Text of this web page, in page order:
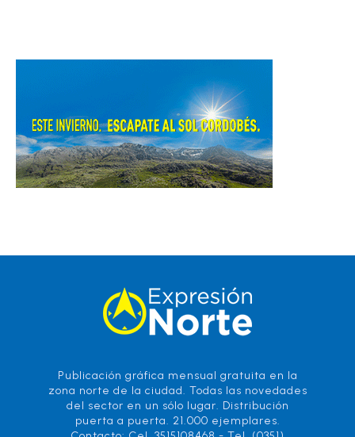
Publicación gráfica mensual gratuita en la
zona norte de la ciudad. Todas las novedades
del sector en un sólo lugar. Distribución
puerta a puerta. 21.000 ejemplares.